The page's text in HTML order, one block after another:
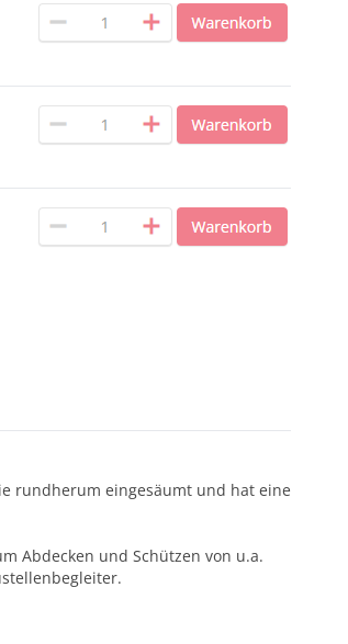
rundherum eingesäumt und hat eine
Abdecken und Schützen von u.a.